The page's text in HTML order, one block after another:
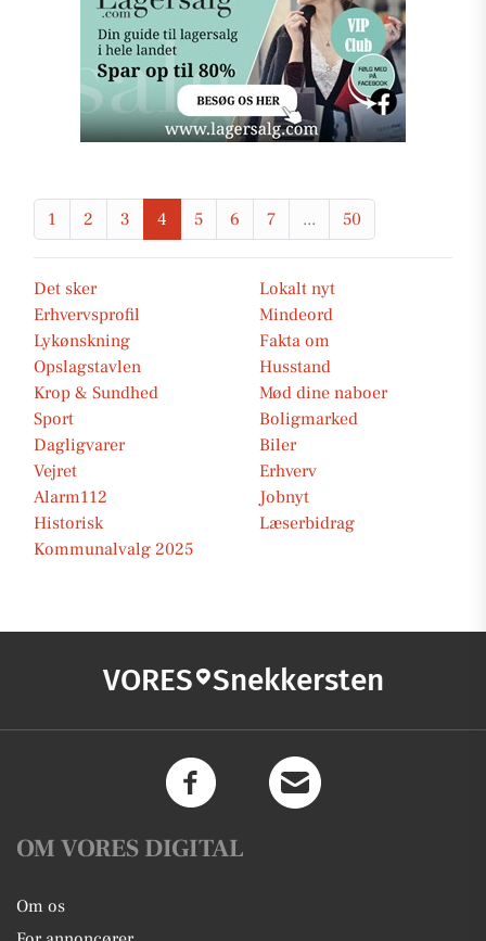
1 2 3 4 5 6 7 ... 50
Det sker
Lokalt nyt
Erhvervsprofil
Mindeord
Lykønskning
Fakta om
Opslagstavlen
Husstand
Krop & Sundhed
Mød dine naboer
Sport
Boligmarked
Dagligvarer
Biler
Vejret
Erhverv
Alarm112
Jobnyt
Historisk
Læserbidrag
Kommunalvalg 2025
VORES Snekkersten
OM VORES DIGITAL
Om os